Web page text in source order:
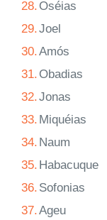
28. Oséias
29.Joel
30.Amós
31. Obadias
32.Jonas
33. Miquéias
34. Naum
35. Habacuque
36. Sofonias
37.Ageu